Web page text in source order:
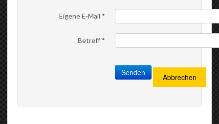
Eigene E-Mail *
Betreff *
Senden Abbrechen